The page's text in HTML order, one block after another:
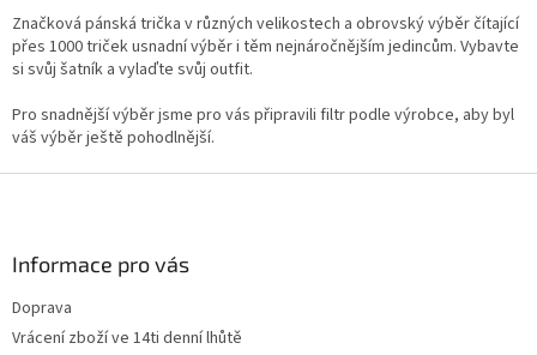
v
k
ý
Značková pánská trička v různých velikostech a obrovský výběr čítající
přes 1000 triček usnadní výběr i těm nejnáročnějším jedincům. Vybavte
si svůj šatník a vylaďte svůj outfit.
Pro snadnější výběr jsme pro vás připravili filtr podle výrobce, aby byl
váš výběr ještě pohodlnější.
Informace pro vás
Doprava
Vrácení zboží ve 14ti denní lhůtě